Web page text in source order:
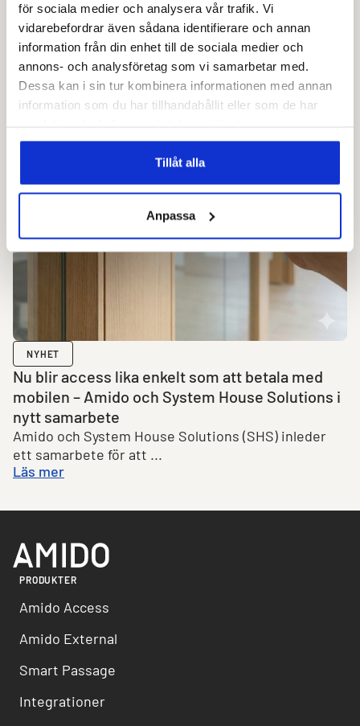
för sociala medier och analysera vår trafik. Vi
vidarebefordrar även sådana identifierare och annan
information från din enhet till de sociala medier och
annons- och analysföretag som vi samarbetar med.
Dessa kan i sin tur kombinera informationen med annan
information som du har tillhandahållit eller som de har
Tillåt alla
Anpassa
NYHET
Nu blir access lika enkelt som att betala med
mobilen – Amido och System House Solutions i
nytt samarbete
Amido och System House Solutions (SHS) inleder
ett samarbete för att ...
Läs mer
PRODUKTER
Amido Access
Amido External
Smart Passage
Integrationer